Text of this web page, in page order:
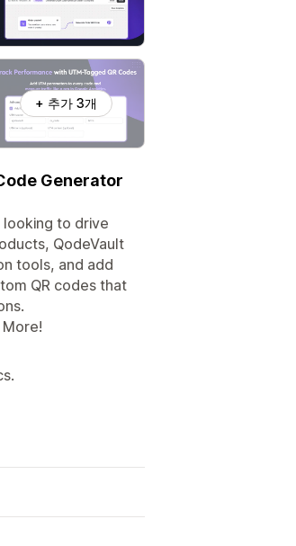
+ 추가 3개
Generator
looking to drive
QodeVault
tools, and add
QR codes that